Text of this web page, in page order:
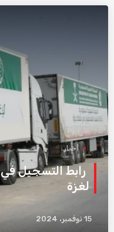
أخبار
رابط التسجيل
لغزة
15 نوفمبر، 2024